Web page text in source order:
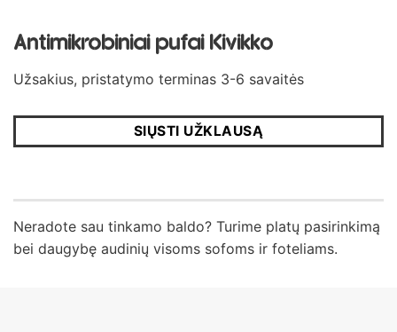
Antimikrobiniai pufai Kivikko
Užsakius, pristatymo terminas 3-6 savaitės
SIŲSTI UŽKLAUSĄ
Neradote sau tinkamo baldo? Turime platų pasirinkimą
bei daugybę audinių visoms sofoms ir foteliams.